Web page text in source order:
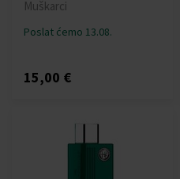
Muškarci
Poslat ćemo 13.08.
15,00 €